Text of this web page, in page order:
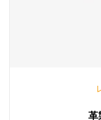
革